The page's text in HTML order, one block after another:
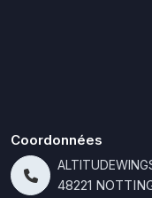
Coordonnées
48221